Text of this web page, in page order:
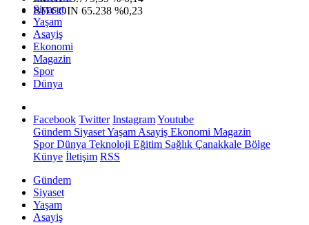
BITCOIN 65.238 %0,23
Siyaset
Yaşam
Asayiş
Ekonomi
Magazin
Spor
Dünya
Facebook Twitter InstagramYoutube
Gündem SiyasetYaşam Asayiş Ekonomi Magazin
SporDünya Teknoloji Eğitim Sağlık Çanakkale Bölge
Künye İletişim RSS
Gündem
Siyaset
Yaşam
Asayiş